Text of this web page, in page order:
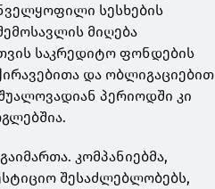
სესხების
მიღება
საკრედიტო ფონდების
და ობლიგაციებით
პერიოდში კი
კომპანიებმა,
შესაძლებლობებს,